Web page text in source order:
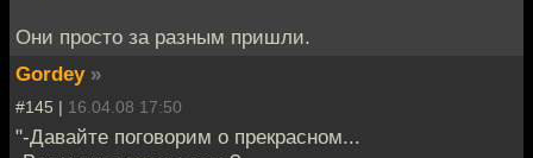
Они просто за разным пришли.
Gordey »
#145 | 16.04.08 17:50
"-Давайте поговорим о прекрасном...